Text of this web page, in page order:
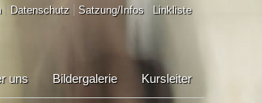
Datenschutz Satzung/Infos Linkliste
Kursleiter
Bildergalerie
uns